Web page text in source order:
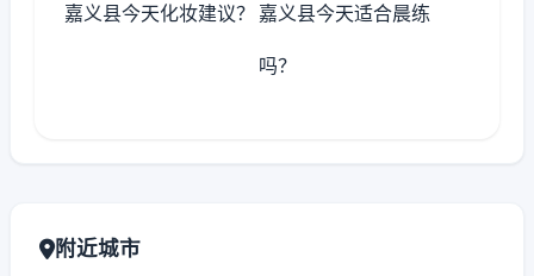
嘉义县今天化妆建议？ 嘉义县今天适合晨练
吗？
附近城市